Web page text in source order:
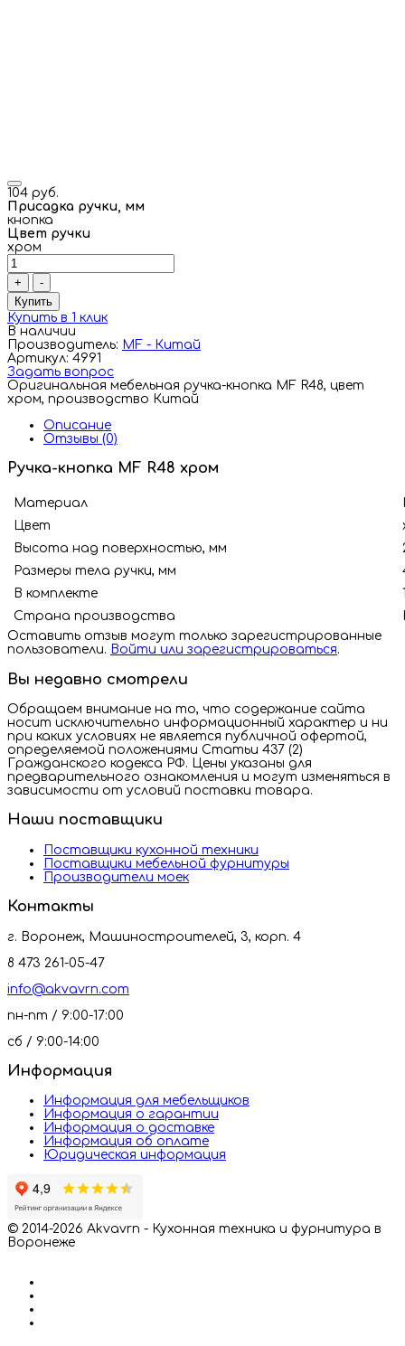
104 руб.
Присадка ручки, мм
кнопка
Цвет ручки
хром
+
-
Купить
Купить в 1 клик
В наличии
Производитель: MF - Китай
Артикул: 4991
Задать вопрос
Оригинальная мебельная ручка-кнопка MF R48, цвет
хром, производство Китай
Описание
Отзывы (0)
Ручка-кнопка MF R48 хром
Материал
Цвет
Высота над поверхностью, мм
Размеры тела ручки, мм
В комплекте
Страна производства
Оставить отзыв могут только зарегистрированные
пользователи. Войти или зарегистрироваться.
Вы недавно смотрели
Обращаем внимание на то, что содержание сайта
носит исключительно информационный характер и ни
при каких условиях не является публичной офертой,
определяемой положениями Статьи 437 (2)
Гражданского кодекса РФ. Цены указаны для
предварительного ознакомления и могут изменяться в
зависимости от условий поставки товара.
Наши поставщики
Поставщики кухонной техники
Поставщики мебельной фурнитуры
Производители моек
Контакты
г. Воронеж, Машиностроителей, 3, корп. 4
8 473 261-05-47
info@akvavrn.com
пн-пт / 9:00-17:00
сб / 9:00-14:00
Информация
Информация для мебельщиков
Информация о гарантии
Информация о доставке
Информация об оплате
Юридическая информация
© 2014-2026 Akvavrn - Кухонная техника и фурнитура в
Воронеже